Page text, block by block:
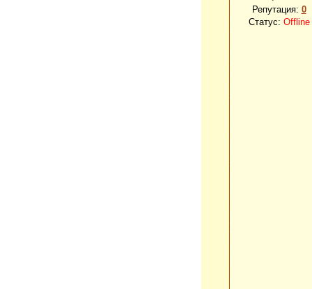
Репутация: 0
Статус: Offline